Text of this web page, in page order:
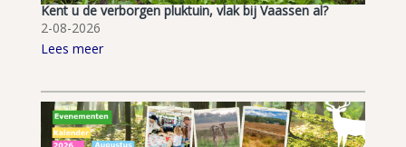
Kent u de verborgen pluktuin, vlak bij Vaassen al?
2-08-2026
Lees meer